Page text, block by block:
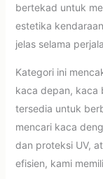
bertekad untuk
estetika
jelas selama
Kategori ini
kaca depan, kaca
tersedia untuk
mencari kaca
dan proteksi UV,
efisien, kami